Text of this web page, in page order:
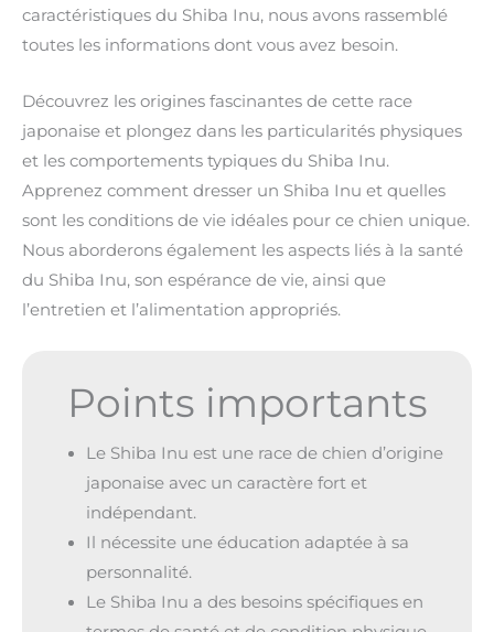
caractéristiques du Shiba Inu, nous avons rassemblé
toutes les informations dont vous avez besoin.
Découvrez les origines fascinantes de cette race
japonaise et plongez dans les particularités physiques
et les comportements typiques du Shiba Inu.
Apprenez comment dresser un Shiba Inu et quelles
sont les conditions de vie idéales pour ce chien unique.
Nous aborderons également les aspects liés à la santé
du Shiba Inu, son espérance de vie, ainsi que
l’entretien et l’alimentation appropriés.
Points importants
Le Shiba Inu est une race de chien d’origine
japonaise avec un caractère fort et
indépendant.
Il nécessite une éducation adaptée à sa
personnalité.
Le Shiba Inu a des besoins spécifiques en